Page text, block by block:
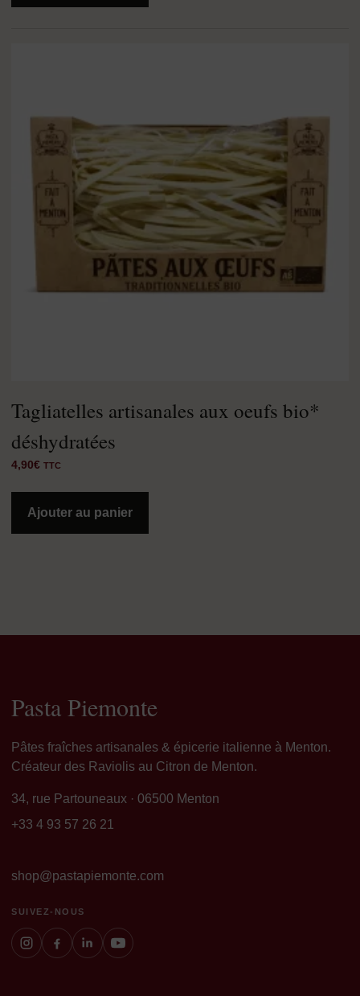
Tagliatelles artisanales aux oeufs bio*
déshydratées
4,90€ TTC
Ajouter au panier
Pasta Piemonte
Pâtes fraîches artisanales & épicerie italienne à Menton.
Créateur des Raviolis au Citron de Menton.
34, rue Partouneaux · 06500 Menton
+33 4 93 57 26 21
shop@pastapiemonte.com
SUIVEZ-NOUS